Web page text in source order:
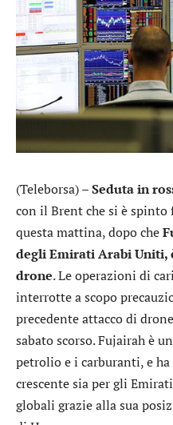
(Teleborsa) –Seduta in
con il Brent che si è
questa mattina, dopo che
degli Emirati Arabi Uniti,
drone. Le operazioni di
interrotte a scopo
precedente attacco di
sabato scorso. Fujairah è
petrolio e i carburanti, e
crescente sia per gli
globali grazie alla sua